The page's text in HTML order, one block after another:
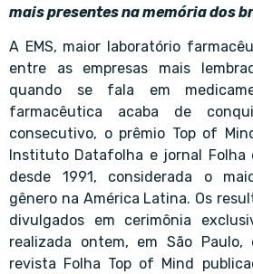
mais presentes na memória dos
A EMS, maior laboratório
entre as empresas mais
quando se fala em
farmacêutica acaba de
consecutivo, o prêmio Top of
Instituto Datafolha e jornal Folha
desde 1991, considerada o
gênero na América Latina. Os
divulgados em cerimônia
realizada ontem, em São
revista Folha Top of Mind